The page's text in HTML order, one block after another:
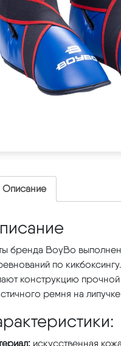
Описание
бренда BoyBo
по
конструкцию
ремня на
искусственная кожа